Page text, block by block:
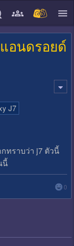
อนดรอยด์
J7
ทราบว่า j7 ตัวนี้
นี้
0
close